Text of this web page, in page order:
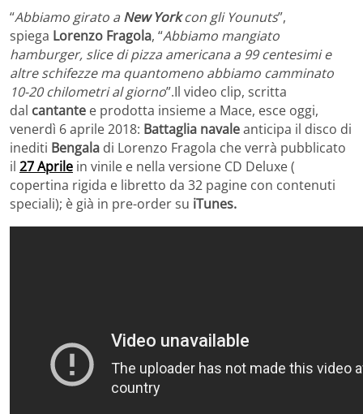
“Abbiamo girato a New Yorkcon gli Younuts”,
spiega Lorenzo Fragola, “Abbiamo mangiato
hamburger, slice di pizza americana a 99 centesimi e
altre schifezze ma quantomeno abbiamo camminato
10-20 chilometri al giorno”.Il video clip, scritta
dal cantante e prodotta insieme a Mace, esce oggi,
venerdì 6 aprile 2018: Battaglia navaleanticipa il disco di
inediti Bengala di Lorenzo Fragola che verrà pubblicato
il 27 Aprile in vinile e nella versione CD Deluxe (
copertina rigida e libretto da 32 pagine con contenuti
speciali); è già in pre-order su iTunes.